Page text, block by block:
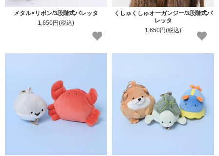
メタル×リボン/3段階式バレッタ
1,650円(税込)
くしゅくしゅオーガンジー/3段階式バ
レッタ
1,650円(税込)